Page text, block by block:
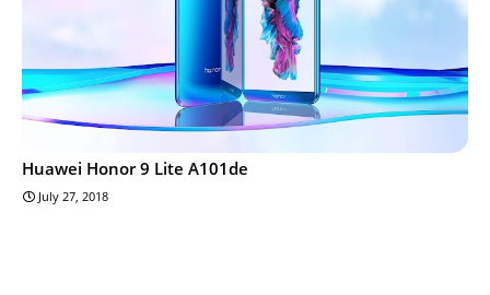
Huawei Honor 9 Lite A101de
July 27, 2018